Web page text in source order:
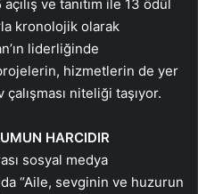
ve tanıtım ile 13 ödül
kronolojik olarak
liderliğinde
hizmetlerin de yer
çalışması niteliği taşıyor.
HARCIDIR
sosyal medya
“Aile, sevginin ve huzurun